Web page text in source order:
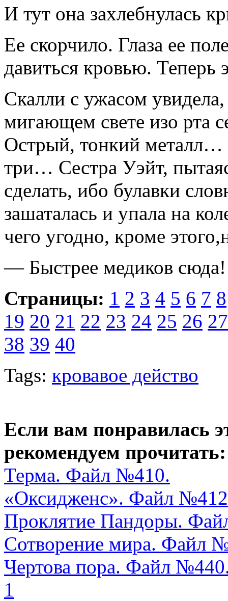
И тут она захлебнулась
Ее скорчило. Глаза ее
давиться кровью. Теперь
Скалли с ужасом
мигающем свете изо рта
Острый, тонкий
три… Сестра Уэйт,
сделать, ибо булавки
зашаталась и упала на
чего угодно, кроме
— Быстрее медиков
Страницы: 1 2 3 4 5 6 7 8
19 20 21 22 23 24 25 26 27
38 39 40
Tags: кровавое действо
Если вам понравилась
рекомендуем прочитать:
Терма. Файл №410.
«Оксидженс». Файл
Проклятие Пандоры.
Сотворение мира. Файл
Чертова пора. Файл
1